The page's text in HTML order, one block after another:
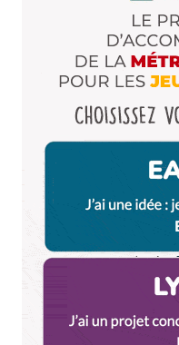
Pffff le jet de
c’est naze mais
quel projectile reçu,
bonhommie (sic!),
mal vécu.
24 juillet 2016 à 2 h 03 min
Répondre
Bingo ! On vient
ne pas aimer le jet
concerts de
La tradition est
28 juillet 2016 à 15 h 57 min